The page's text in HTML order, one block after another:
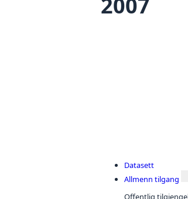
Datasett
Allmenn tilgang
Offentlig